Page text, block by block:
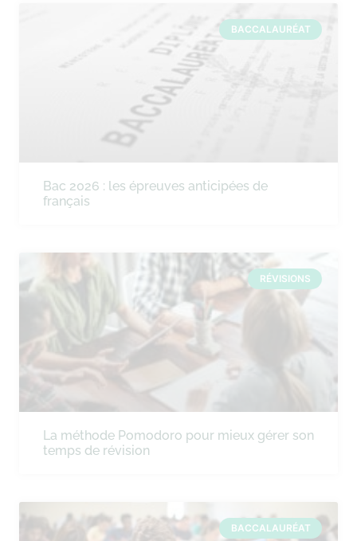
BACCALAURÉAT
Bac 2026 : les épreuves anticipées de
français
RÉVISIONS
La méthode Pomodoro pour mieux gérer son
temps de révision
BACCALAURÉAT